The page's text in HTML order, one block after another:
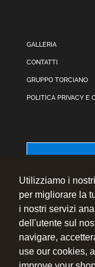
Utilizziamo i
per migliorare la
i nostri servizi
dell'utente sul
navigare,
use our cookies,
GALLERIA
CONTATTI
GRUPPO TORCIANO
POLITICA PRIVACY E